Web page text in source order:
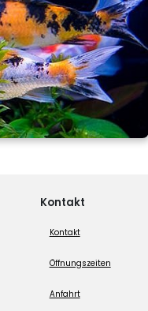
Kontakt
Kontakt
Öffnungszeiten
Anfahrt